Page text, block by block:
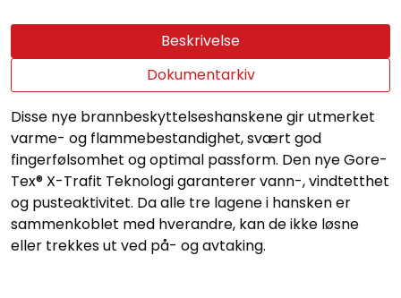
Beskrivelse
Dokumentarkiv
Disse nye brannbeskyttelseshanskene gir utmerket
varme- og flammebestandighet, svært god
fingerfølsomhet og optimal passform. Den nye Gore-
Tex® X-Trafit Teknologi garanterer vann-, vindtetthet
og pusteaktivitet. Da alle tre lagene i hansken er
sammenkoblet med hverandre, kan de ikke løsne
eller trekkes ut ved på- og avtaking.